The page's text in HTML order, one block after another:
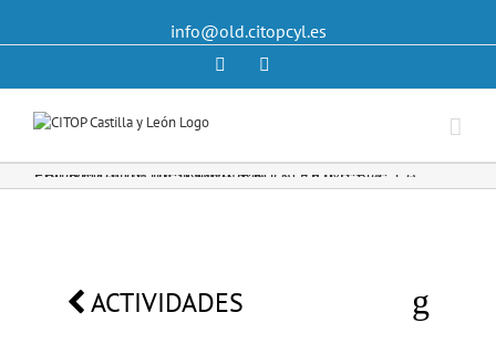
info@old.citopcyl.es
Linkedin
ENTREGA DE INSIGNIAS A LA PRIMERA PROMOCIÓN DE INGENIEROS CIVILES DE LA POLITECNICA DE ZAMORA
ACTIVIDADES